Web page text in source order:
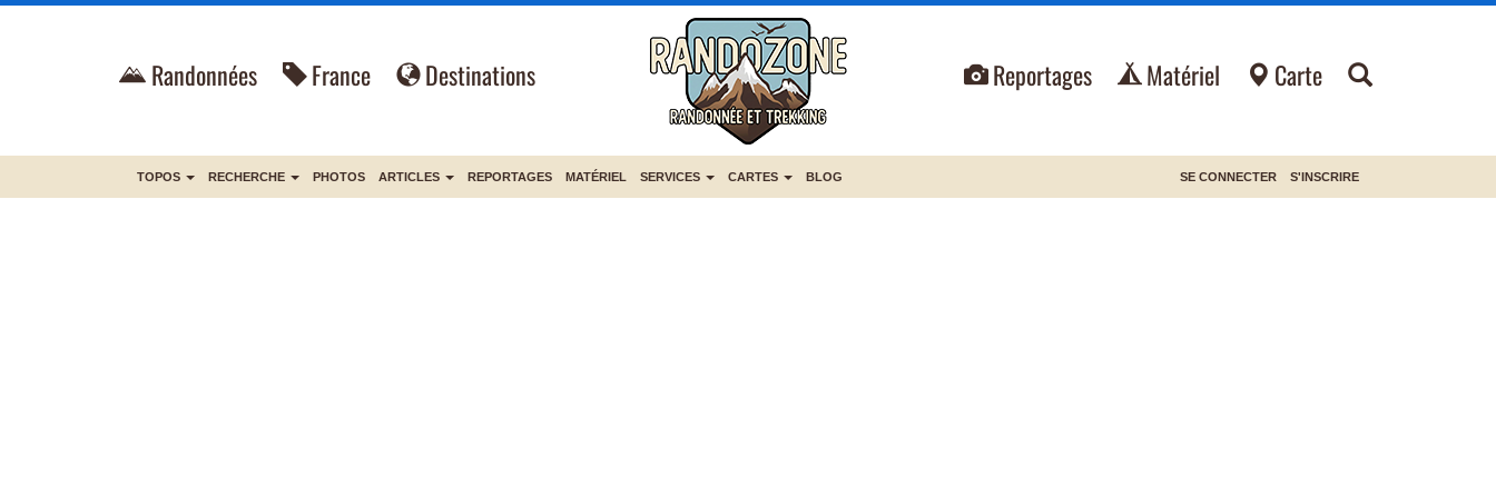
Randonnées France Destinations Reportages Matériel Carte
TOPOS RECHERCHE PHOTOS ARTICLES REPORTAGES MATÉRIEL SERVICES CARTES BLOG SE CONNECTER S'INSCRIRE